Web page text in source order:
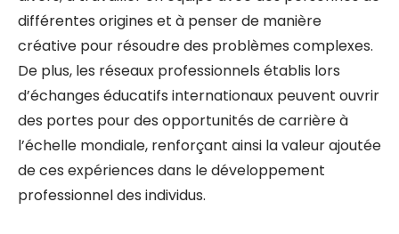
différentes origines et à penser de manière
créative pour résoudre des problèmes complexes.
De plus, les réseaux professionnels établis lors
d’échanges éducatifs internationaux peuvent ouvrir
des portes pour des opportunités de carrière à
l’échelle mondiale, renforçant ainsi la valeur ajoutée
de ces expériences dans le développement
professionnel des individus.